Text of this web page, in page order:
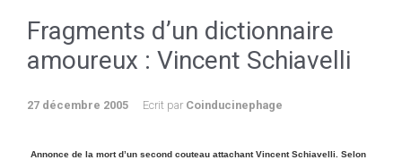
Fragments d’un dictionnaire
amoureux : Vincent Schiavelli
27 décembre 2005 Ecrit par Coinducinephage
Annonce de la mort d’un second couteau attachant Vincent Schiavelli. Selon